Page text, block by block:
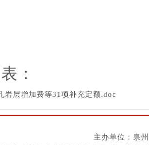
：
岩层增加费等31项补充定额.doc
主办单位：泉